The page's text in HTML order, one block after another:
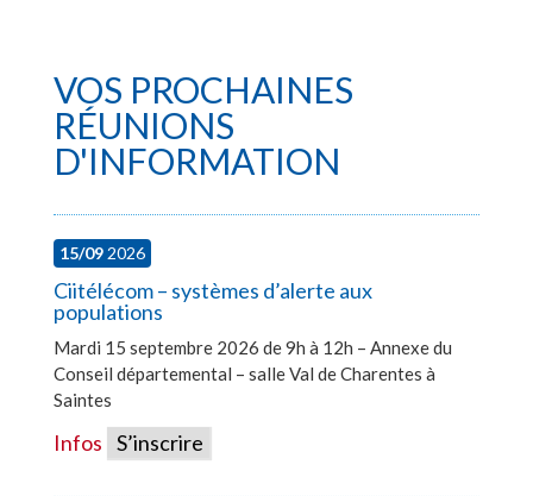
VOS PROCHAINES
RÉUNIONS
D'INFORMATION
15/092026
Ciitélécom – systèmes d’alerte aux
populations
Mardi 15 septembre 2026 de 9h à 12h – Annexe du
Conseil départemental – salle Val de Charentes à
Saintes
Infos S’inscrire